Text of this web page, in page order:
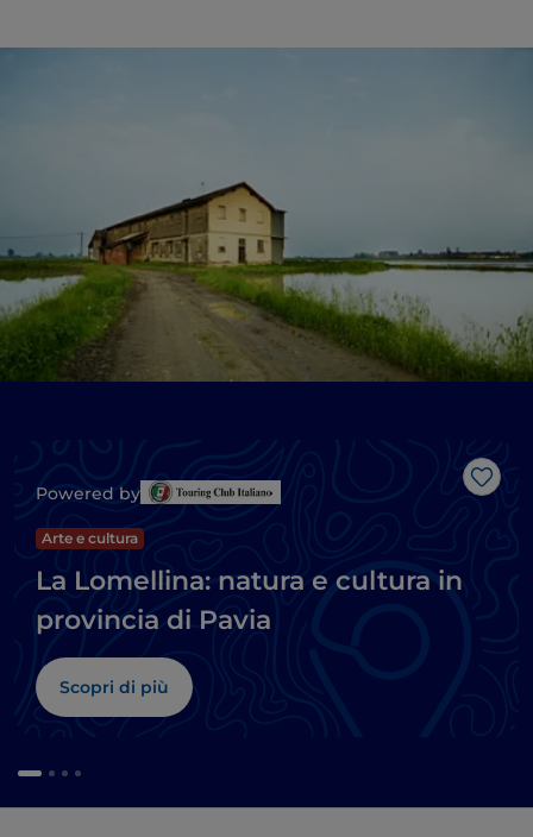
Like
Powered by
Arte e cultura
La Lomellina: natura e cultura in
provincia di Pavia
Scopri di più